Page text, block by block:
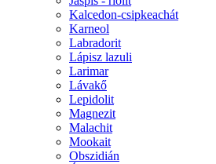
Kalcedon-csipkeachát
Karneol
Labradorit
Lápisz lazuli
Larimar
Lávakő
Lepidolit
Magnezit
Malachit
Mookait
Obszidián